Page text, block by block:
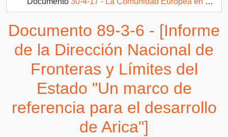
Documento 89-3-6 - [Informe
de la Dirección Nacional de
Fronteras y Límites del
Estado "Un marco de
referencia para el desarrollo
de Arica"]